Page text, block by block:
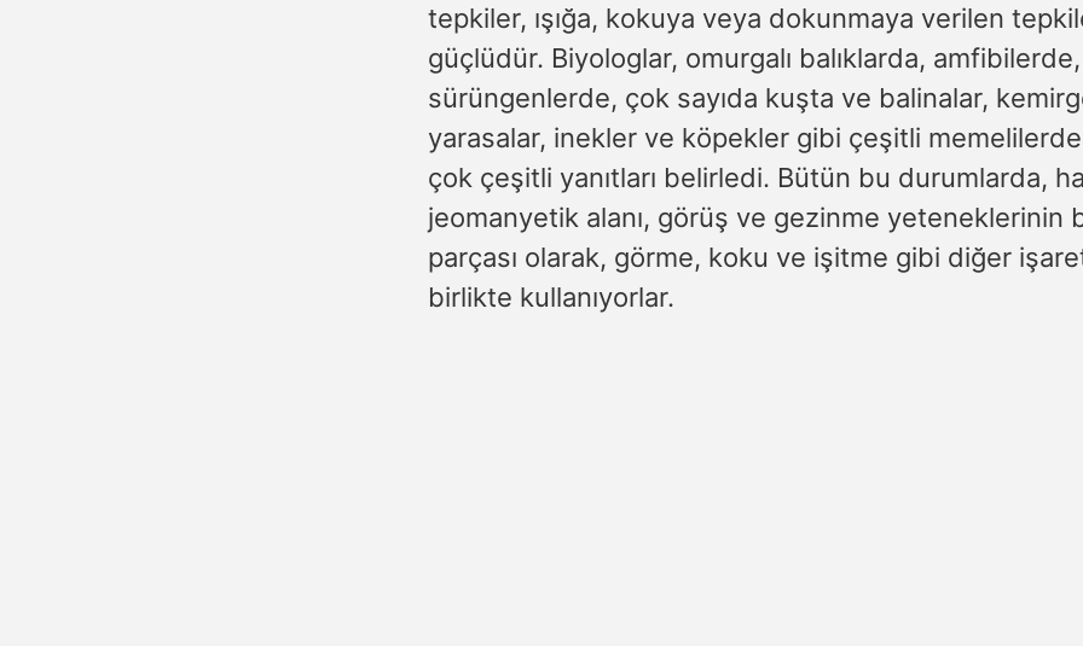
tepkiler, ışığa, kokuya veya dokunmaya verilen
güçlüdür. Biyologlar, omurgalı balıklarda, amfibilerde,
sürüngenlerde, çok sayıda kuşta ve balinalar,
yarasalar, inekler ve köpekler gibi çeşitli
çok çeşitli yanıtları belirledi. Bütün bu durumlarda,
jeomanyetik alanı, görüş ve gezinme yeteneklerinin
parçası olarak, görme, koku ve işitme gibi diğer
birlikte kullanıyorlar.